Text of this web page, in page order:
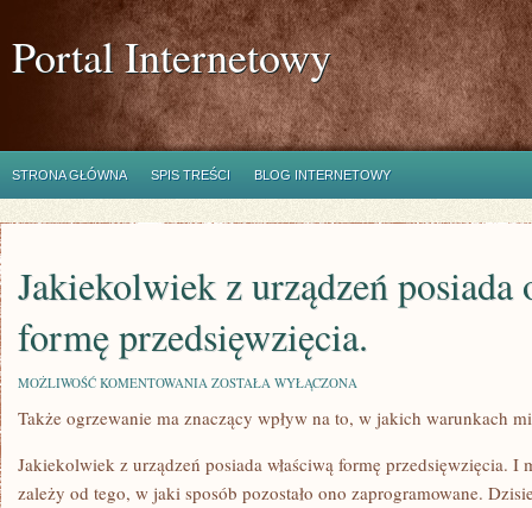
Portal Internetowy
STRONA GŁÓWNA SPIS TREŚCI BLOG INTERNETOWY
Jakiekolwiek z urządzeń posiada
formę przedsięwzięcia.
MOŻLIWOŚĆ KOMENTOWANIA JAKIEKOLWIEK
URZĄDZEŃ
POSIADA
FORMĘ
PRZEDSIĘWZIĘCIA.
ZOSTAŁA WYŁĄCZONA
Także ogrzewanie ma znaczący wpływ na to, w jakich warunkach
Jakiekolwiek z urządzeń posiada właściwą formę przedsięwzięcia. I
zależy od tego, w jaki sposób pozostało ono zaprogramowane.